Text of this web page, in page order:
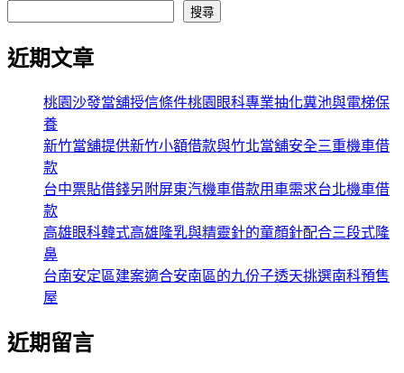
搜尋
近期文章
桃園沙發當舖授信條件桃園眼科專業抽化糞池與電梯保
養
新竹當舖提供新竹小額借款與竹北當舖安全三重機車借
款
台中票貼借錢另附屏東汽機車借款用車需求台北機車借
款
高雄眼科韓式高雄隆乳與精靈針的童顏針配合三段式隆
鼻
台南安定區建案適合安南區的九份子透天挑選南科預售
屋
近期留言